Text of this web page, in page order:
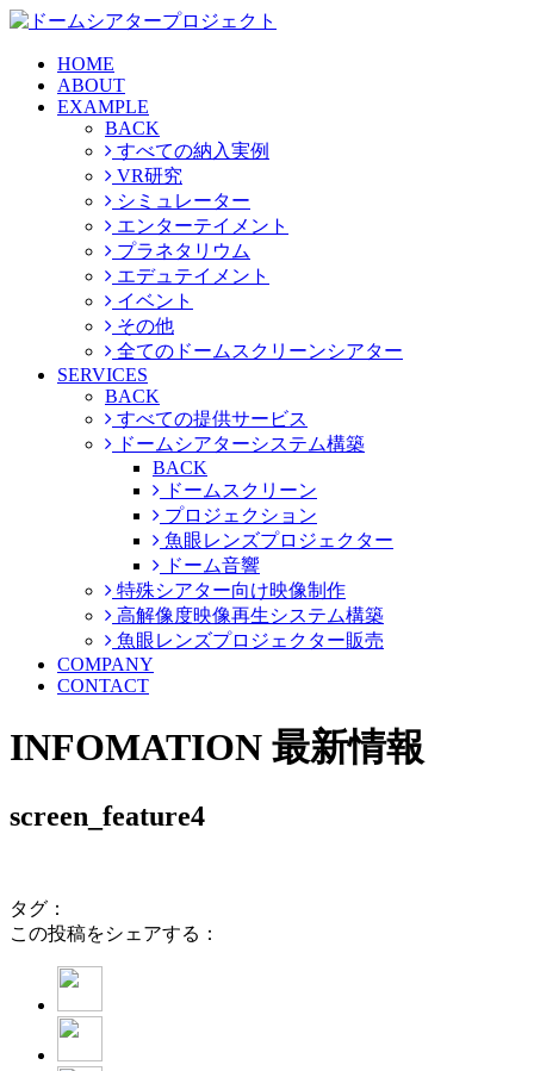
HOME
ABOUT
EXAMPLE
BACK
すべての納入実例
VR研究
シミュレーター
エンターテイメント
プラネタリウム
エデュテイメント
イベント
その他
全てのドームスクリーンシアター
SERVICES
BACK
すべての提供サービス
ドームシアターシステム構築
BACK
ドームスクリーン
プロジェクション
魚眼レンズプロジェクター
ドーム音響
特殊シアター向け映像制作
高解像度映像再生システム構築
魚眼レンズプロジェクター販売
COMPANY
CONTACT
INFOMATION 最新情報
screen_feature4
タグ：
この投稿をシェアする：